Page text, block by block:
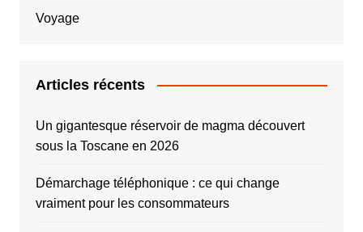
Voyage
Articles récents
Un gigantesque réservoir de magma découvert
sous la Toscane en 2026
Démarchage téléphonique : ce qui change
vraiment pour les consommateurs